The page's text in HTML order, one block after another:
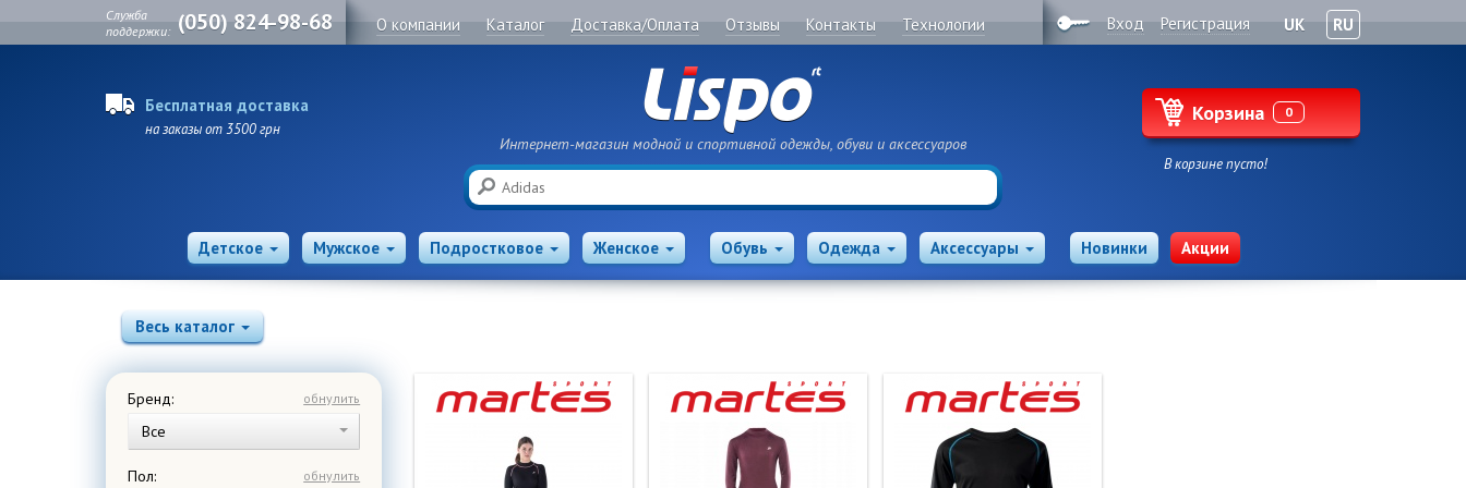
Вход Регистрация UK RU
Служба
поддержки: (050) 824-98-68 О компании Каталог Доставка/Оплата Отзывы Контакты Технологии
Корзина 0
В корзине пусто!
Бесплатная доставка
на заказы от 3500 грн
Интернет-магазин модной и спортивной одежды, обуви и аксессуаров
Поиск
Детское Мужское Подростковое Женское Обувь Одежда Аксессуары Новинки Акции
Весь каталог
обнулить
Бренд:
Все
обнулить
Пол: